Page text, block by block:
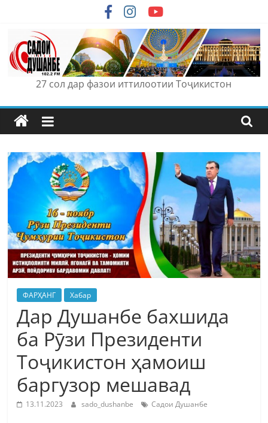
content
27 сол дар фазои иттилоотии Тоҷикистон
ФАРҲАНГ Хабар
Дар Душанбе бахшида
ба Рӯзи Президенти
Тоҷикистон ҳамоиш
баргузор мешавад
13.11.2023 sado_dushanbe Садои Душанбе